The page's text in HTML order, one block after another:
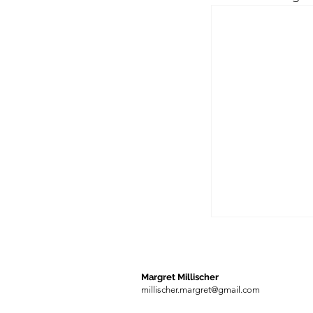
Margret Millischer
millischer.margret@gmail.com